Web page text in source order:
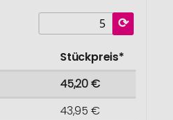
Stückpreis*
45,20 €
43,95 €